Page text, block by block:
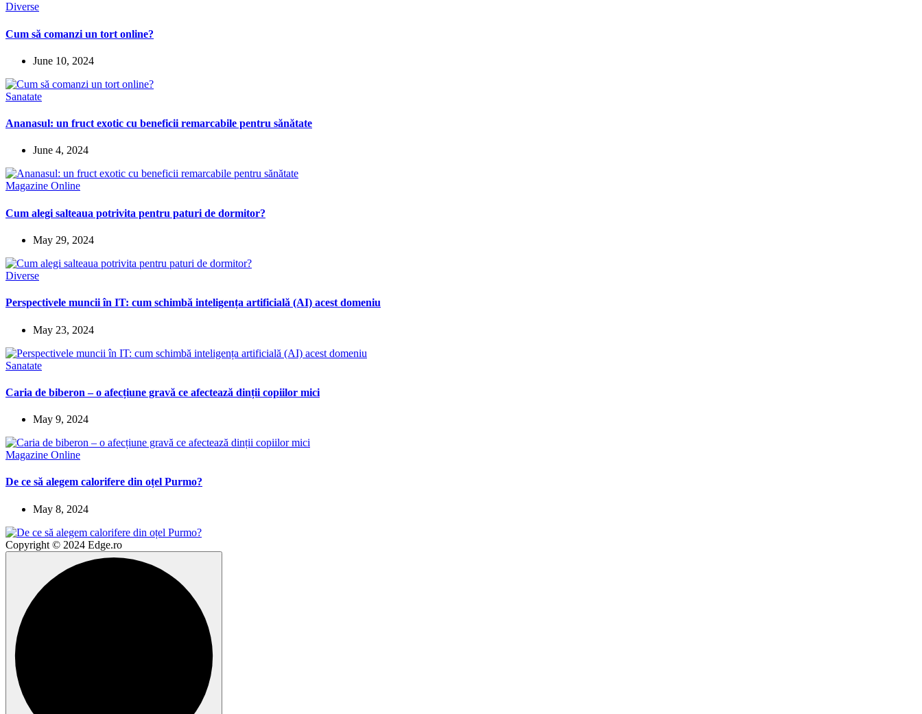
Diverse
Cum să comanzi un tort online?
June 10, 2024
Sanatate
Ananasul: un fruct exotic cu beneficii remarcabile pentru sănătate
June 4, 2024
Magazine Online
Cum alegi salteaua potrivita pentru paturi de dormitor?
May 29, 2024
Diverse
Perspectivele muncii în IT: cum schimbă inteligența artificială (AI) acest domeniu
May 23, 2024
Sanatate
Caria de biberon – o afecțiune gravă ce afectează dinții copiilor mici
May 9, 2024
Magazine Online
De ce să alegem calorifere din oțel Purmo?
May 8, 2024
Copyright © 2024 Edge.ro